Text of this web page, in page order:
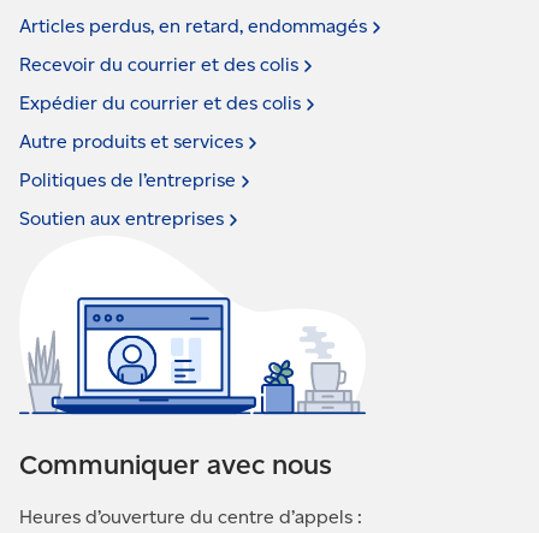
Articles perdus, en retard, endommagés
Recevoir du courrier et des colis
Expédier du courrier et des colis
Autre produits et services
Politiques de l’entreprise
Soutien aux entreprises
Communiquer avec nous
Heures d’ouverture du centre d’appels :